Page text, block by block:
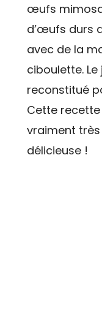
œufs
d’œufs durs
avec de la
ciboulette.
reconstitué
Cette
vraiment
délicieuse !